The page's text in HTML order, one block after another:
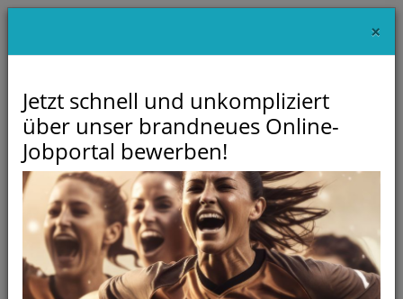
×
Jetzt schnell und unkompliziert
über unser brandneues Online-
Jobportal bewerben!